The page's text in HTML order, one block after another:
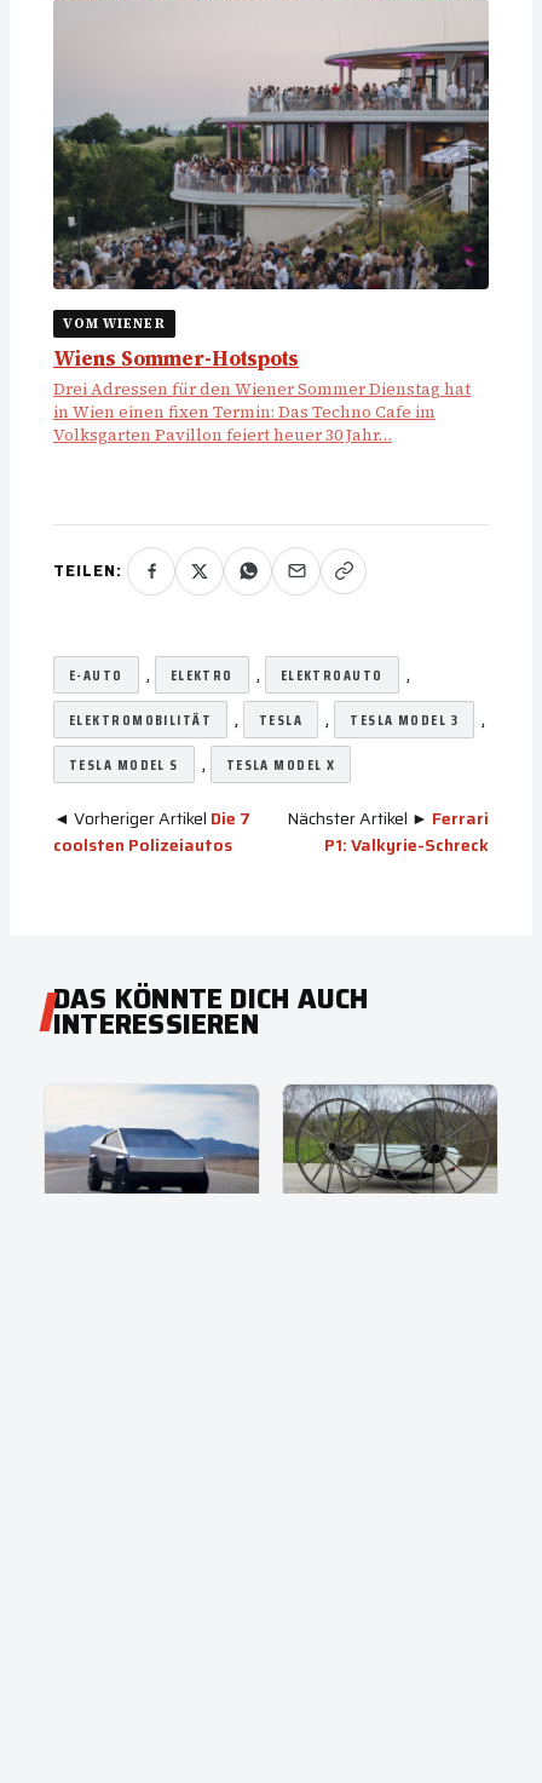
VOM WIENER
Wiens Sommer-Hotspots
Drei Adressen für den Wiener Sommer Dienstag hat
in Wien einen fixen Termin: Das Techno Cafe im
Volksgarten Pavillon feiert heuer 30 Jahr…
TEILEN:
E-AUTO , ELEKTRO , ELEKTROAUTO ,
ELEKTROMOBILITÄT , TESLA , TESLA MODEL 3 ,
TESLA MODEL S , TESLA MODEL X
◄ Vorheriger Artikel Die 7
coolsten Polizeiautos
Nächster Artikel ► Ferrari
P1: Valkyrie-Schreck
DAS KÖNNTE DICH AUCH
INTERESSIEREN